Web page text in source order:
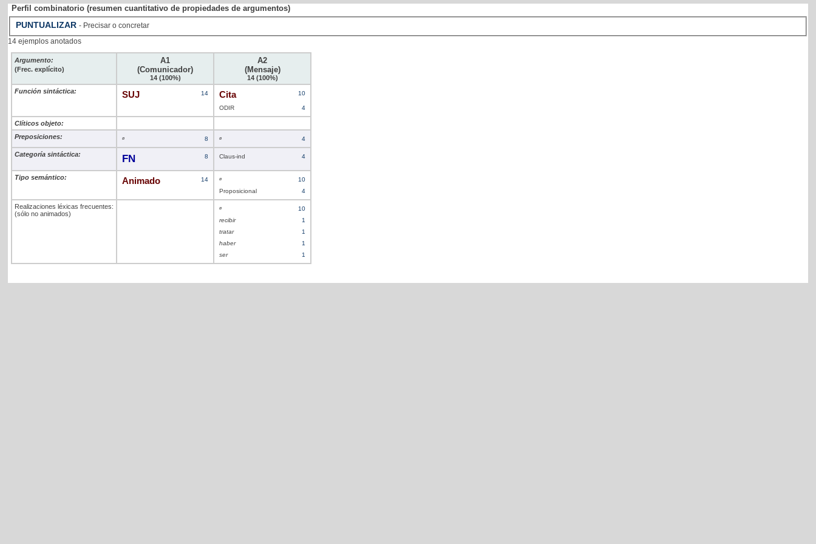
Perfil combinatorio (resumen cuantitativo de propiedades de argumentos)
PUNTUALIZAR - Precisar o concretar
14 ejemplos anotados
Argumento:
(Frec. explícito)
A1
(Comunicador)
14 (100%)
A2
(Mensaje)
14 (100%)
Función sintáctica:
SUJ 14 Cita 10
ODIR 4
Clíticos objeto:
Preposiciones:
ø 8 ø 4
Categoría sintáctica: FN 8 Claus-ind 4
Tipo semántico: Animado 14 ø
10
Proposicional
4
Realizaciones léxicas frecuentes:
(sólo no animados)
ø
10
recibir
1
tratar
1
haber
1
ser
1